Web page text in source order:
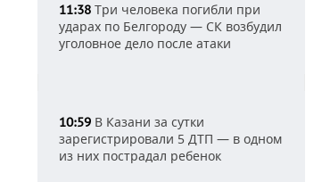
11:38 Три человека погибли при
ударах по Белгороду — СК возбудил
уголовное дело после атаки
10:59 В Казани за сутки
зарегистрировали 5 ДТП — в одном
из них пострадал ребенок